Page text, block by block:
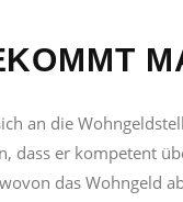
an die
dass er kompetent
das Wohngeld